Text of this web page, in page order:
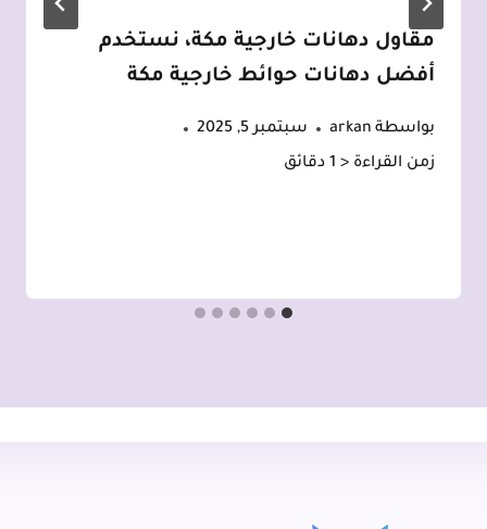
مقاول دهانات خارجية مكة، نستخدم
أفضل دهانات حوائط خارجية مكة
بواسطة arkan
سبتمبر 5, 2025
زمن القراءة < 1 دقائق